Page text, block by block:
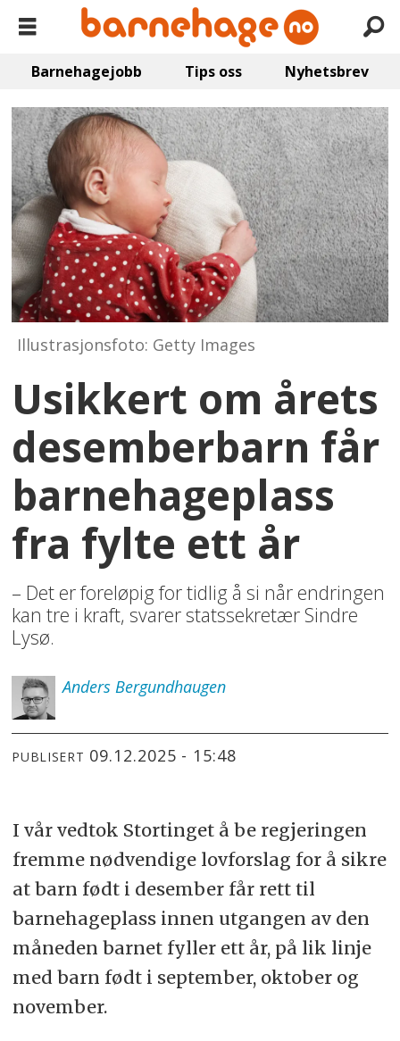
Barnehagejobb Tips oss Nyhetsbrev
Illustrasjonsfoto: Getty Images
Usikkert om årets
desemberbarn får
barnehageplass
fra fylte ett år
– Det er foreløpig for tidlig å si når endringen
kan tre i kraft, svarer statssekretær Sindre
Lysø.
Anders Bergundhaugen
PUBLISERT 09.12.2025 - 15:48
I vår vedtok Stortinget å be regjeringen
fremme nødvendige lovforslag for å sikre
at barn født i desember får rett til
barnehageplass innen utgangen av den
måneden barnet fyller ett år, på lik linje
med barn født i september, oktober og
november.